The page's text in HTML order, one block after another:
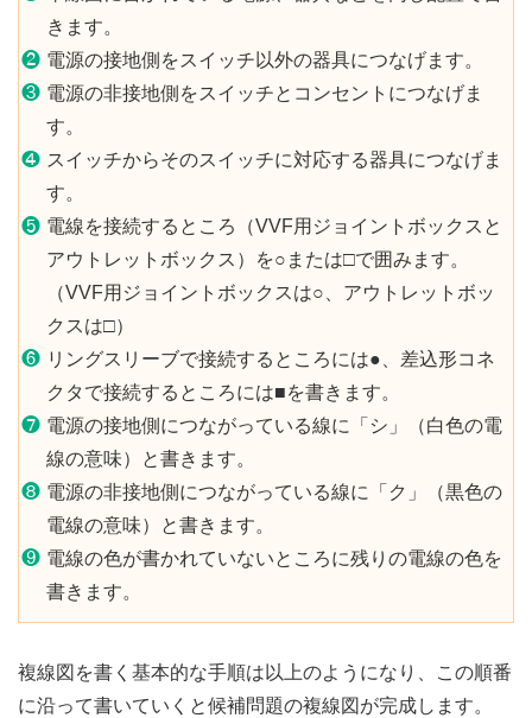
きます。
❷ 電源の接地側をスイッチ以外の器具につなげます。
❸ 電源の非接地側をスイッチとコンセントにつなげま
す。
❹ スイッチからそのスイッチに対応する器具につなげま
す。
❺ 電線を接続するところ（VVF用ジョイントボックスと
アウトレットボックス）を○または□で囲みます。
（VVF用ジョイントボックスは○、アウトレットボッ
クスは□）
❻ リングスリーブで接続するところには●、差込形コネ
クタで接続するところには■を書きます。
❼ 電源の接地側につながっている線に「シ」（白色の電
線の意味）と書きます。
❽ 電源の非接地側につながっている線に「ク」（黒色の
電線の意味）と書きます。
❾ 電線の色が書かれていないところに残りの電線の色を
書きます。
複線図を書く基本的な手順は以上のようになり、この順番
に沿って書いていくと候補問題の複線図が完成します。